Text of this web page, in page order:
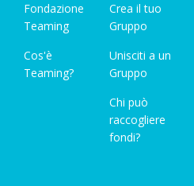
Fondazione
Teaming
Cos'è
Teaming?
Crea il tuo
Gruppo
Unisciti a un
Gruppo
Chi può
raccogliere
fondi?